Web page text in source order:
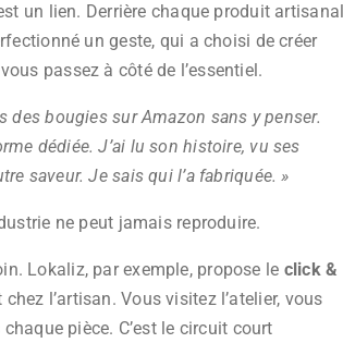
un lien. Derrière chaque produit artisanal
un geste, qui a choisi de créer
passez à côté de l’essentiel.
des bougies sur Amazon sans y penser.
dédiée. J’ai lu son histoire, vu ses
saveur. Je sais qui l’a fabriquée. »
ne peut jamais reproduire.
Lokaliz, par exemple, propose le click &
l’artisan. Vous visitez l’atelier, vous
pièce. C’est le circuit court